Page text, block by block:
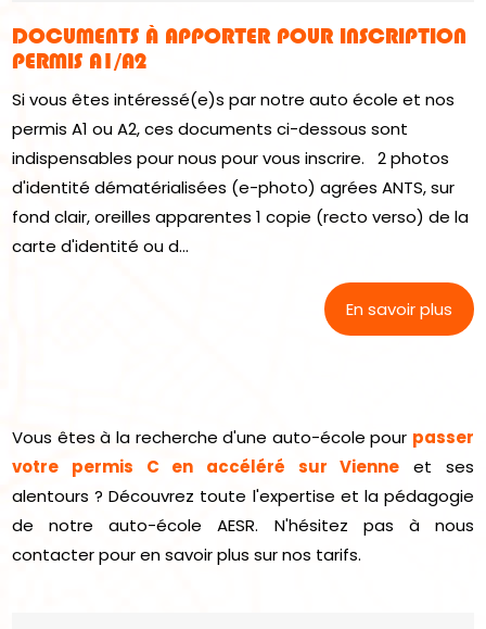
DOCUMENTS À APPORTER POUR INSCRIPTION
PERMIS A1/A2
Si vous êtes intéressé(e)s par notre auto école et nos
permis A1 ou A2, ces documents ci-dessous sont
indispensables pour nous pour vous inscrire. 2 photos
d'identité dématérialisées (e-photo) agrées ANTS, sur
fond clair, oreilles apparentes 1 copie (recto verso) de la
carte d'identité ou d...
En savoir plus
Vous êtes à la recherche d'une auto-école pour passer
votre permis C en accéléré sur Vienne et ses
alentours ? Découvrez toute l'expertise et la pédagogie
de notre auto-école AESR. N'hésitez pas à nous
contacter pour en savoir plus sur nos tarifs.